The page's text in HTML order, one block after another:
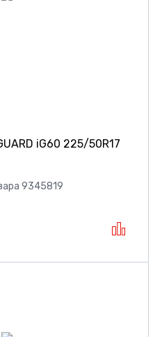
iG60 225/50R17
9345819